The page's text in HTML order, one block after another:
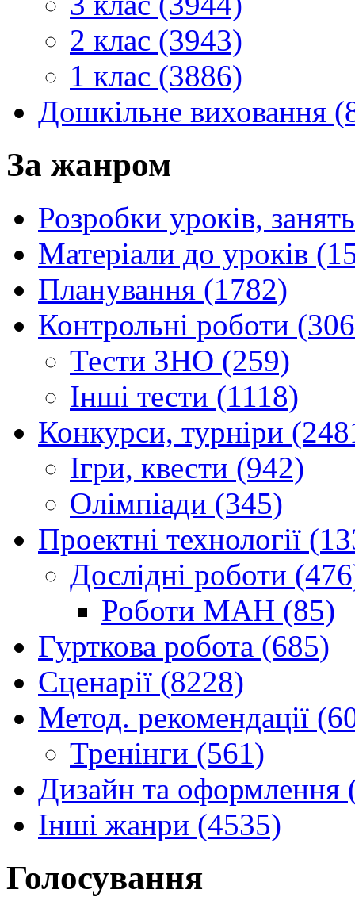
2 клас (3943)
1 клас (3886)
Дошкільне виховання
За жанром
Розробки уроків,
Матеріали до уроків
Планування (1782)
Контрольні роботи
Тести ЗНО (259)
Інші тести (1118)
Конкурси, турніри
Ігри, квести (942)
Олімпіади (345)
Проектні технології
Дослідні роботи
Роботи МАН (85)
Гурткова робота (685)
Сценарії (8228)
Метод. рекомендації
Тренінги (561)
Дизайн та оформлення
Інші жанри (4535)
Голосування